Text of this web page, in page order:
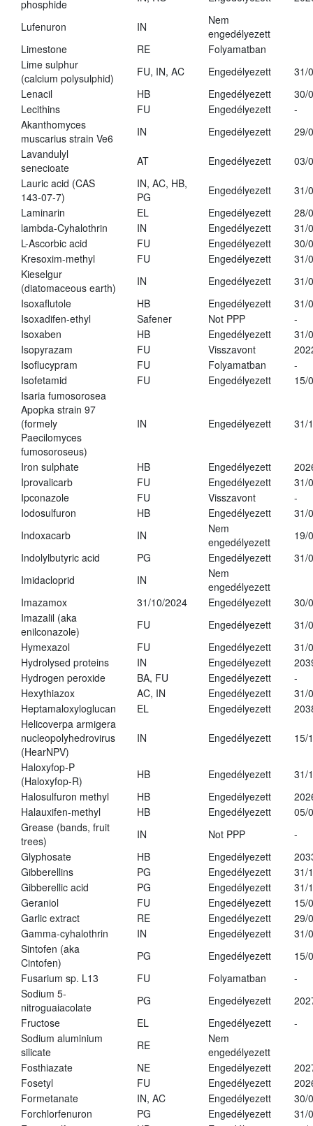
phosphide
Lufenuron IN
Nem
engedélyezett
Limestone
RE
Folyamatban
Lime sulphur
(calcium polysulphid)
FU, IN, AC Engedélyezett
31/
Lenacil
HB Engedélyezett
30/
Lecithins
FU Engedélyezett
-
Akanthomyces
muscarius strain Ve6
IN Engedélyezett
29/
Lavandulyl
senecioate
AT Engedélyezett
03/
Lauric acid (CAS
143-07-7)
IN, AC, HB,
PG
Engedélyezett
31/
Laminarin
EL Engedélyezett
28/
lambda-Cyhalothrin
IN Engedélyezett
31/
L-Ascorbic acid
FU Engedélyezett
30/
Kresoxim-methyl
FU Engedélyezett
31/
Kieselgur
(diatomaceous earth)
IN Engedélyezett
31/
Isoxaflutole
HB Engedélyezett
31/
Isoxadifen-ethyl
Safener Not PPP
-
Isoxaben
HB Engedélyezett
31/
Isopyrazam
FU Visszavont
Isoflucypram
FU Folyamatban
-
Isofetamid
FU Engedélyezett
15/
Isaria fumosorosea
Apopka strain 97
(formely
Paecilomyces
fumosoroseus)
IN Engedélyezett 31/
Iron sulphate HB Engedélyezett
Iprovalicarb
FU Engedélyezett
31/
Ipconazole
FU Visszavont
-
Iodosulfuron
HB Engedélyezett
31/
Indoxacarb
IN
Nem
engedélyezett
19/
Indolylbutyric acid
PG Engedélyezett
31/
Imidacloprid
IN
Nem
engedélyezett
Imazamox
31/10/2024 Engedélyezett
30/
Imazalil (aka
enilconazole)
FU Engedélyezett
31/
Hymexazol
FU Engedélyezett
31/
Hydrolysed proteins
IN Engedélyezett
Hydrogen peroxide
BA, FU Engedélyezett
-
Hexythiazox
AC, IN Engedélyezett
31/
Heptamaloxyloglucan
EL Engedélyezett
Helicoverpa armigera
nucleopolyhedrovirus
(HearNPV)
IN Engedélyezett 15/
Haloxyfop-P
(Haloxyfop-R)
HB Engedélyezett
31/
Halosulfuron methyl
HB Engedélyezett
Halauxifen-methyl
HB Engedélyezett
05/
Grease (bands, fruit
trees)
IN Not PPP
-
Glyphosate
HB Engedélyezett
Gibberellins
PG Engedélyezett
31/
Gibberellic acid
PG Engedélyezett
31/
Geraniol
FU Engedélyezett
15/
Garlic extract
RE Engedélyezett
29/
Gamma-cyhalothrin
IN Engedélyezett
31/
Sintofen (aka
Cintofen)
PG Engedélyezett
15/
Fusarium sp. L13
FU Folyamatban
-
Sodium 5-
nitroguaiacolate
PG Engedélyezett
Fructose
EL Engedélyezett
-
Sodium aluminium
silicate
RE
Nem
engedélyezett
Fosthiazate
NE Engedélyezett
Fosetyl
FU Engedélyezett
Formetanate
IN, AC Engedélyezett
30/
Forchlorfenuron
PG Engedélyezett
31/